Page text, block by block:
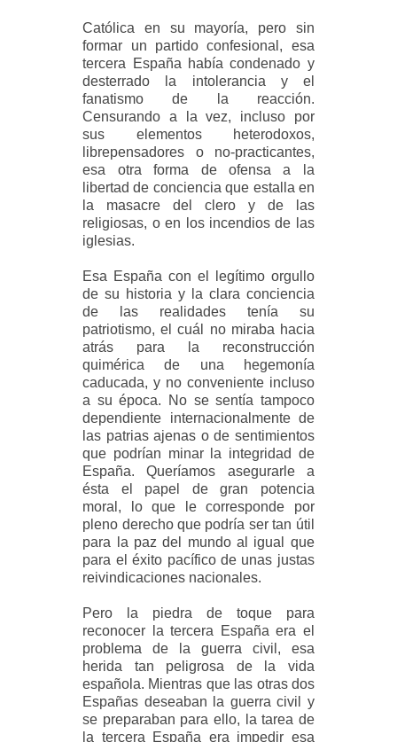
Católica en su mayoría, pero sin
formar un partido confesional, esa
tercera España había condenado y
desterrado la intolerancia y el
fanatismo de la reacción.
Censurando a la vez, incluso por
sus elementos heterodoxos,
librepensadores o no-practicantes,
esa otra forma de ofensa a la
libertad de conciencia que estalla en
la masacre del clero y de las
religiosas, o en los incendios de las
iglesias.
Esa España con el legítimo orgullo
de su historia y la clara conciencia
de las realidades tenía su
patriotismo, el cuál no miraba hacia
atrás para la reconstrucción
quimérica de una hegemonía
caducada, y no conveniente incluso
a su época. No se sentía tampoco
dependiente internacionalmente de
las patrias ajenas o de sentimientos
que podrían minar la integridad de
España. Queríamos asegurarle a
ésta el papel de gran potencia
moral, lo que le corresponde por
pleno derecho que podría ser tan útil
para la paz del mundo al igual que
para el éxito pacífico de unas justas
reivindicaciones nacionales.
Pero la piedra de toque para
reconocer la tercera España era el
problema de la guerra civil, esa
herida tan peligrosa de la vida
española. Mientras que las otras dos
Españas deseaban la guerra civil y
se preparaban para ello, la tarea de
la tercera España era impedir esa